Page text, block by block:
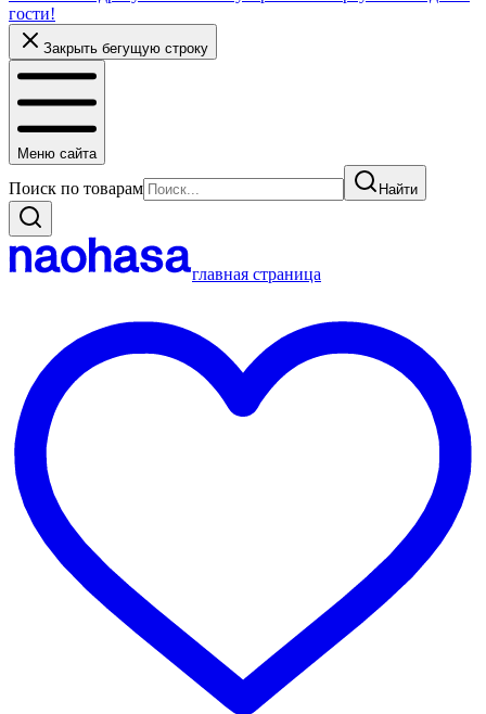
гости!
Закрыть бегущую строку
Меню сайта
Поиск по товарам Найти
главная страница